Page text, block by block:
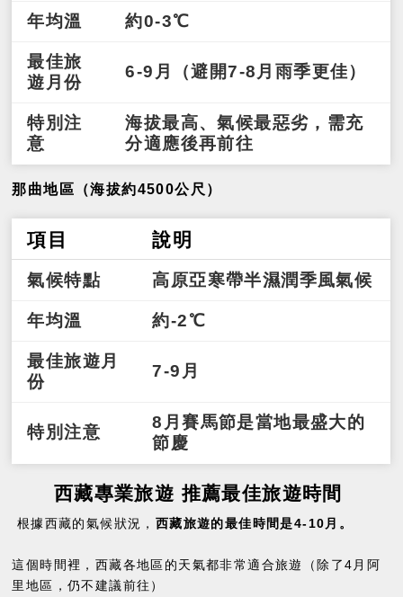
年均溫 約0-3℃
最佳旅
遊月份
6-9月（避開7-8月雨季更佳）
特別注
意
海拔最高、氣候最惡劣，需充
分適應後再前往
那曲地區（海拔約4500公尺）
項目 說明
氣候特點 高原亞寒帶半濕潤季風氣候
年均溫 約-2℃
最佳旅遊月
份
7-9月
特別注意
8月賽馬節是當地最盛大的
節慶
西藏專業旅遊 推薦最佳旅遊時間
根據西藏的氣候狀況， 西藏旅遊的最佳時間是4-10月。
這個時間裡，西藏各地區的天氣都非常適合旅遊（除了4月阿
里地區，仍不建議前往）